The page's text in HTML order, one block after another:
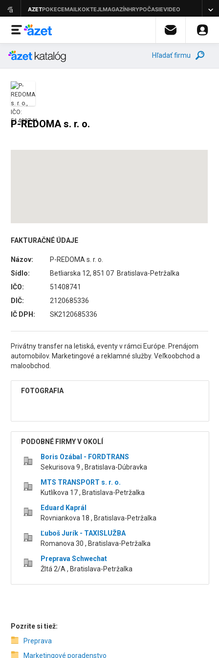
Hľadať firmu
P-REDOMA s. r. o.
FAKTURAČNÉ ÚDAJE
Názov:
P-REDOMA s. r. o.
Sídlo:
Betliarska 12, 851 07 Bratislava-Petržalka
IČO:
51408741
DIČ:
2120685336
IČ DPH:
SK2120685336
Privátny transfer na letiská, eventy v rámci Európe. Prenájom
automobilov. Marketingové a reklamné služby. Veľkoobchod a
maloobchod.
FOTOGRAFIA
PODOBNÉ FIRMY V OKOLÍ
Boris Ozábal - FORDTRANS
Sekurisova 9 , Bratislava-Dúbravka
MTS TRANSPORT s. r. o.
Kutlíkova 17 , Bratislava-Petržalka
Eduard Kaprál
Rovniankova 18 , Bratislava-Petržalka
Ľuboš Jurík - TAXISLUŽBA
Romanova 30 , Bratislava-Petržalka
Preprava Schwechat
Žltá 2/A , Bratislava-Petržalka
Pozrite si tiež:
Preprava
Marketingové poradenstvo